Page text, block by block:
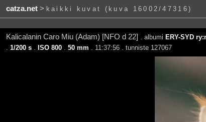
catza.net> kaikki kuvat (kuva 16002/47316)
Kalicalanin Caro Miu (Adam) [NFO d 22]
. albumi ERY-SYD
1/200 s. ISO 800. 50 mm . 11:37:56 . tunniste 127067